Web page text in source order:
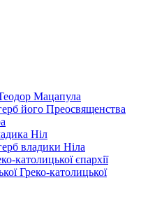
Мацапула
його Преосвященства
Ніл
владики Ніла
католицької єпархії
Греко-католицької